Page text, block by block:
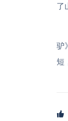
了
驴
短